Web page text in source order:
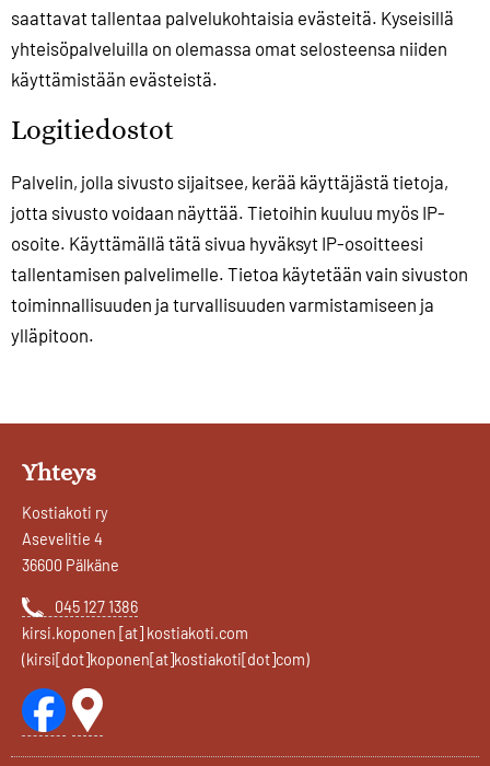
saattavat tallentaa palvelukohtaisia evästeitä. Kyseisillä
yhteisöpalveluilla on olemassa omat selosteensa niiden
käyttämistään evästeistä.
Logitiedostot
Palvelin, jolla sivusto sijaitsee, kerää käyttäjästä tietoja,
jotta sivusto voidaan näyttää. Tietoihin kuuluu myös IP-
osoite. Käyttämällä tätä sivua hyväksyt IP-osoitteesi
tallentamisen palvelimelle. Tietoa käytetään vain sivuston
toiminnallisuuden ja turvallisuuden varmistamiseen ja
ylläpitoon.
Yhteys
Kostiakoti ry
Asevelitie 4
36600 Pälkäne
045 127 1386
kirsi.koponen [at] kostiakoti.com
(kirsi[dot]koponen[at]kostiakoti[dot]com)